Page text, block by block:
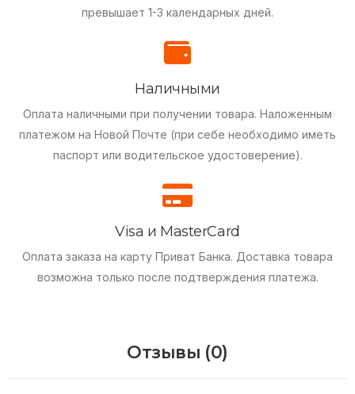
превышает 1-3 календарных дней.
Наличными
Оплата наличными при получении товара. Наложенным
платежом на Новой Почте (при себе необходимо иметь
паспорт или водительское удостоверение).
Visa и MasterCard
Оплата заказа на карту Приват Банка. Доставка товара
возможна только после подтверждения платежа.
Отзывы (0)